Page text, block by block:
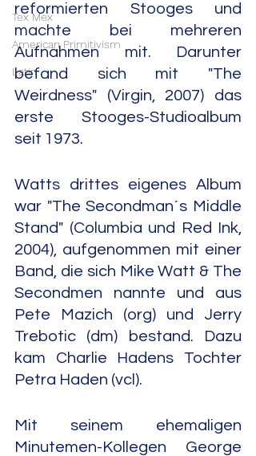
Tex Mex
American Primitivism
Latin
reformierten Stooges und
machte bei mehreren
Aufnahmen mit. Darunter
befand sich mit "The
Weirdness" (Virgin, 2007) das
erste Stooges-Studioalbum
seit 1973.
Watts drittes eigenes Album
war "The Secondman´s Middle
Stand" (Columbia und Red Ink,
2004), aufgenommen mit einer
Band, die sich Mike Watt & The
Secondmen nannte und aus
Pete Mazich (org) und Jerry
Trebotic (dm) bestand. Dazu
kam Charlie Hadens Tochter
Petra Haden (vcl).
Mit seinem ehemaligen
Minutemen-Kollegen George